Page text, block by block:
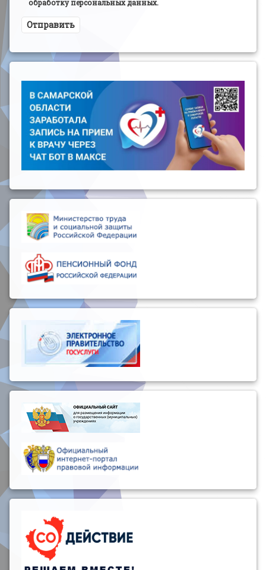
обработку персональных данных.